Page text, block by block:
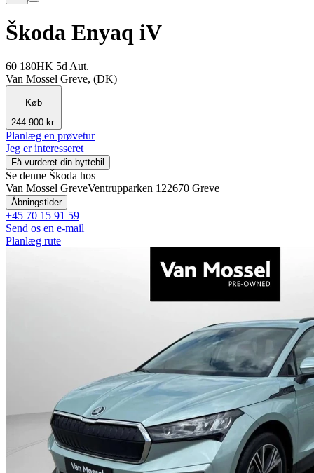
Škoda Enyaq iV
60 180HK 5d Aut.
Van Mossel Greve, (DK)
Køb
244.900 kr.
Planlæg en prøvetur
Jeg er interesseret
Få vurderet din byttebil
Se denne Škoda hos
Van Mossel GreveVentrupparken 122670 Greve
Åbningstider
+45 70 15 91 59
Send os en e-mail
Planlæg rute